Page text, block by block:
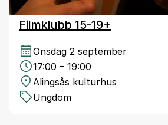
Filmklubb 15-19+
Onsdag 2 september
17:00 – 19:00
Alingsås kulturhus
Ungdom